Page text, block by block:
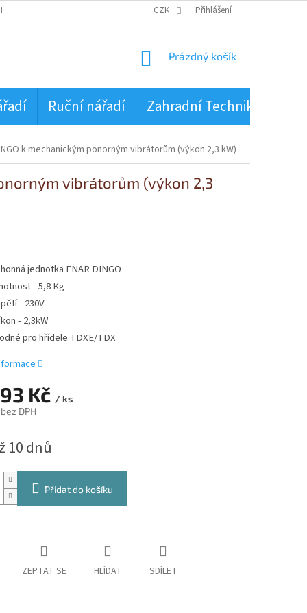
OSOBNÍCH ÚDAJŮ CZK Přihlášení
NÁKUPNÍ
Prázdný košík
Ruční nářadí Zahradní Technika
k mechanickým ponorným vibrátorům (výkon 2,3 kW)
vibrátorům (výkon 2,3
Kč / ks
DPH
10 dnů
Přidat do košíku
jednotka ENAR DINGO
- 5,8 Kg
- 230V
- 2,3kW
pro hřídele TDXE/TDX
ZEPTAT SE HLÍDAT SDÍLET